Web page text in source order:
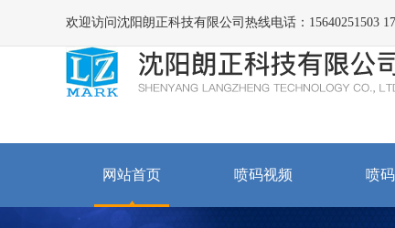
欢迎访问沈阳朗正科技有限公司热线电话：15640251503
网站首页 喷码视频 喷